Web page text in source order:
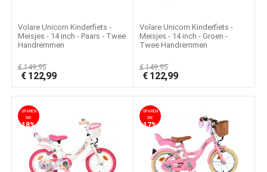
Volare Unicorn Kinderfiets -
Meisjes - 14 inch - Paars - Twee
Handremmen
€149,95
€ 122,99
Volare Unicorn Kinderfiets -
Meisjes - 14 inch - Groen -
Twee Handremmen
€149,95
€ 122,99
SPAREN
SIE
18%
SPAREN
SIE
17%